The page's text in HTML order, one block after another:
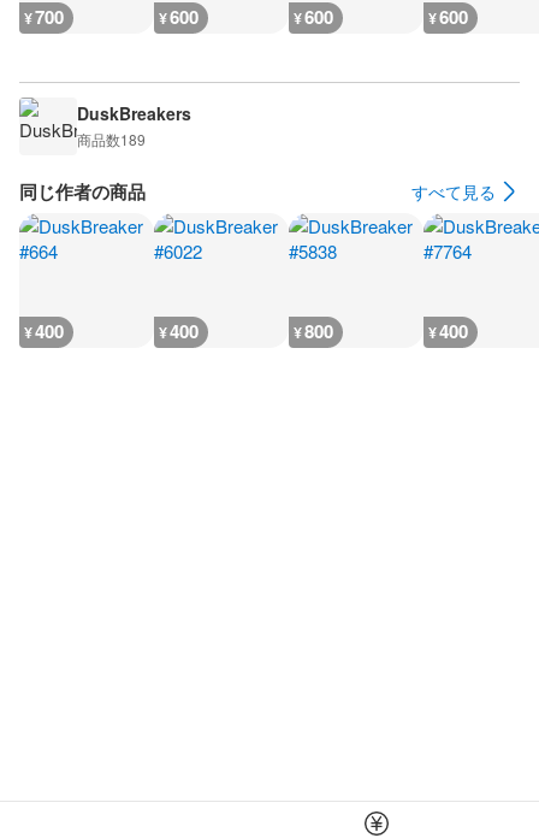
¥700 ¥600 ¥600 ¥600
DuskBreakers
商品数189
同じ作者の商品 すべて見る
¥400 ¥400 ¥800 ¥400